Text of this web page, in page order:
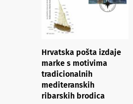
Hrvatska pošta izdaje
marke s motivima
tradicionalnih
mediteranskih
ribarskih brodica